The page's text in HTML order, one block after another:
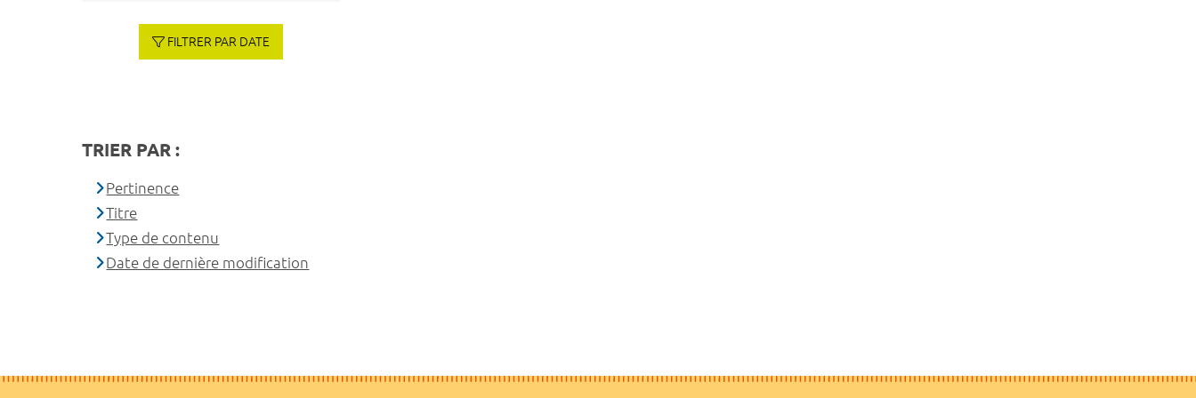
FILTRER PAR DATE
TRIER PAR :
Pertinence
Titre
Type de contenu
Date de dernière modification